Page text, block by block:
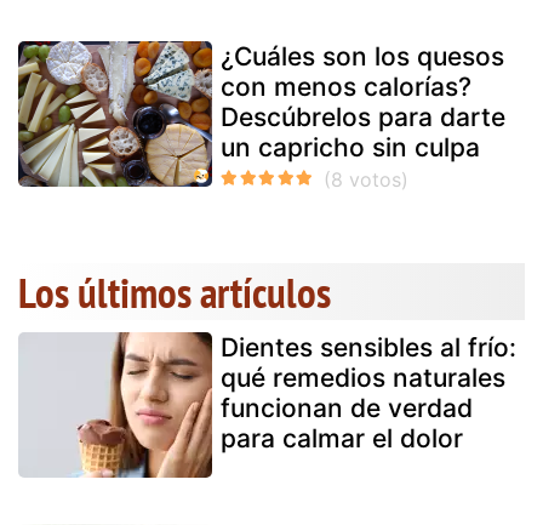
¿Cuáles son los quesos
con menos calorías?
Descúbrelos para darte
un capricho sin culpa
Los últimos artículos
Dientes sensibles al frío:
qué remedios naturales
funcionan de verdad
para calmar el dolor